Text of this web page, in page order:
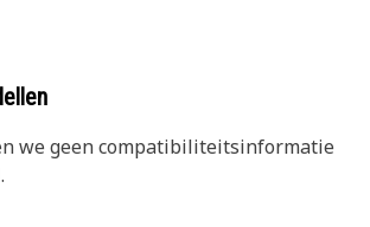
we geen compatibiliteitsinformatie